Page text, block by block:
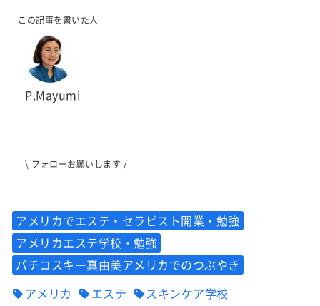
この記事を書いた人
P.Mayumi
\ フォローお願いします /
アメリカでエステ・セラピスト開業・勉強
アメリカエステ学校・勉強
パチコスキー真由美アメリカでのつぶやき
アメリカ
エステ スキンケア学校